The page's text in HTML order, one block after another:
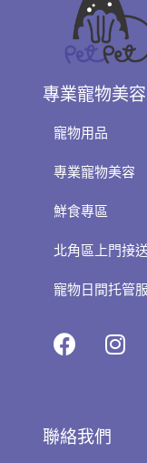
專業寵物美
寵物用品
專業寵物美容
鮮食專區
北角區上門接
寵物日間托管
聯絡我們